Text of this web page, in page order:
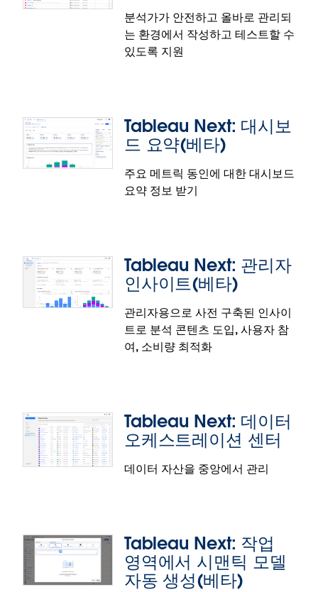
분석가가 안전하고 올바로 관리되
는 환경에서 작성하고 테스트할 수
있도록 지원
Tableau Next: 개인 조직(베타)
신을 확장합니다. 승인된 자산이 프로덕션 환경으로 이
동하기 전에 새로운 데이터로 관리되는 자산을 확장하
여 팀이 셀프 서비스로 작업할 수 있게 역량을 강화하
개인 조직 기능은 베타 버전으로 제공됩니다.
Tableau Next: 대시보
드 요약(베타)
주요 메트릭 동인에 대한 대시보드
요약 정보 받기
Tableau Next: 대시보드 요약(베타)
대시보드 요약 기능은 베타 버전으로 제공됩니다.
Tableau Next: 관리자
인사이트(베타)
관리자용으로 사전 구축된 인사이
트로 분석 콘텐츠 도입, 사용자 참
여, 소비량 최적화
트를 통합하는 종합적인 대시보드로 사후 대응적 분석
에서 사전 예방적 분석 도입으로 전환하십시오. 관리
효율성 향상을 위한 비용 절감 권장 사항으로 활용도가
Tableau Next: 데이터
오케스트레이션 센터
데이터 자산을 중앙에서 관리
Tableau Next: 작업
영역에서 시맨틱 모델
자동 생성(베타)